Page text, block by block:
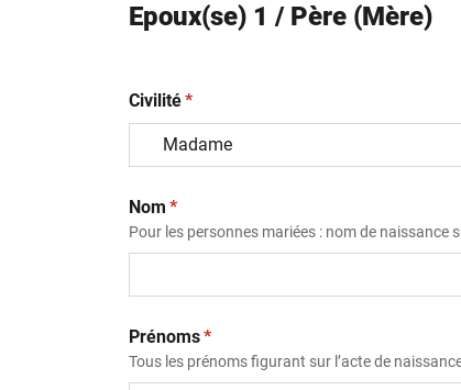
Epoux(se) 1 / Père (Mère)
Civilité(obligatoire)
*
Nom (obligatoire)
*
Pour les personnes mariées : nom de naissance
Prénoms(obligatoire)
*
Tous les prénoms figurant sur l’acte de